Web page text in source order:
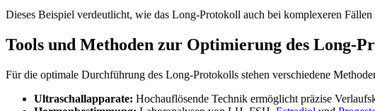
Dieses Beispiel verdeutlicht, wie das Long-Protokoll auch bei komplexeren
Tools und Methoden zur Optimierung des Long-
Für die optimale Durchführung des Long-Protokolls stehen verschiedene
Ultraschallapparate: Hochauflösende Technik ermöglicht präzise